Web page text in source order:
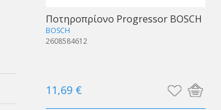
Ποτηροπρίονο Progressor BOSCH
BOSCH
2608584612
11,69 €